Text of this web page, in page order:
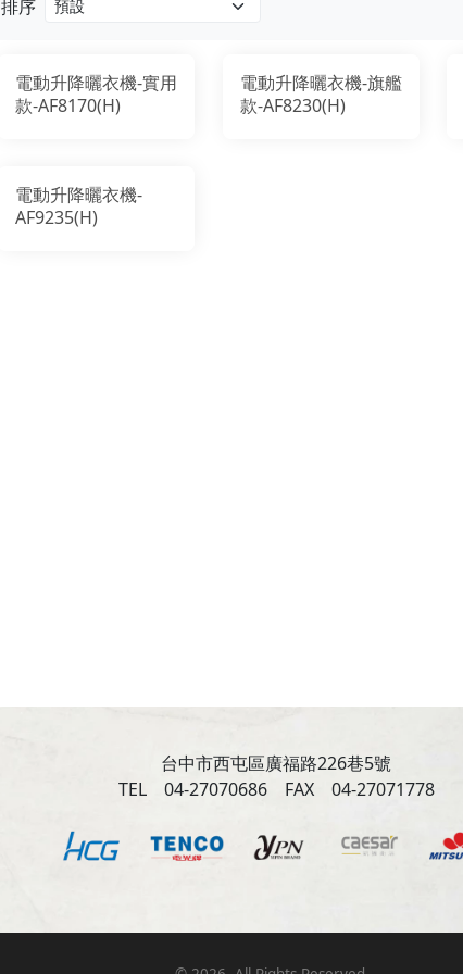
排序
電動升降曬衣機-實用
款-AF8170(H)
電動升降曬衣機-旗艦
款-AF8230(H)
電動升降曬衣機-
AF9235(H)
台中市西屯區廣福路226巷5號
TEL 04-27070686 FAX 04-27071778